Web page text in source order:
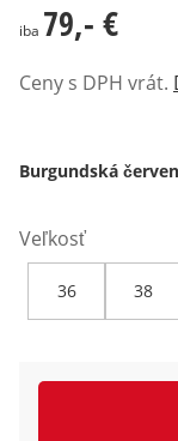
79,- €
iba 79,- €
Ceny s DPH vrát.
Burgundská
Veľkosť
36 38